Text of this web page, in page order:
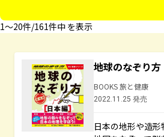
1〜20件/161件中 を表示
地球のなぞり
BOOKS 旅と健康
2022.11.25 発売
日本の地形や造